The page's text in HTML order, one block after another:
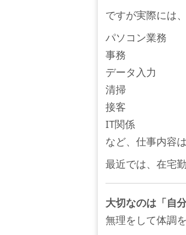
ですが実際には、
パソコン業務
事務
データ入力
清掃
接客
IT関係
など、仕事内容
最近では、在宅
大切なのは「自
無理をして体調